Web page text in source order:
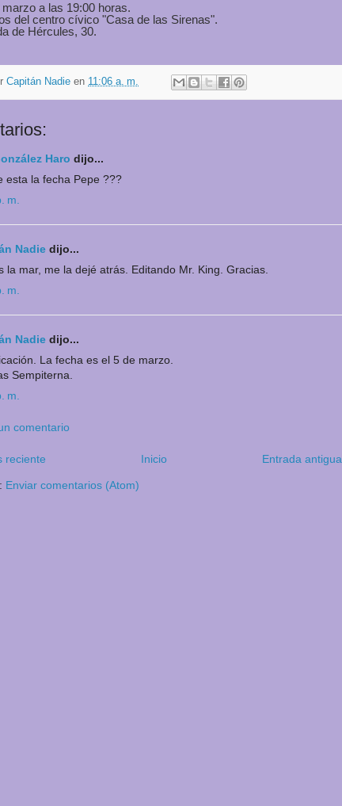
a las 19:00 horas.
del centro cívico "Casa de las Sirenas".
de Hércules, 30.
Capitán Nadie en 11:06 a. m.
Haro dijo...
esta la fecha Pepe ???
m.
Nadie dijo...
la mar, me la dejé atrás. Editando Mr. King. Gracias.
m.
Nadie dijo...
La fecha es el 5 de marzo.
Sempiterna.
m.
comentario
reciente Entrada antigua
Inicio
Enviar comentarios (Atom)